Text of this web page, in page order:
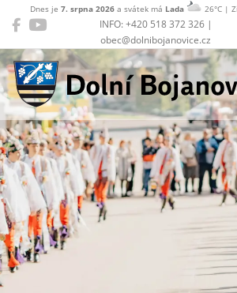
INFO: +420 518 372 326 |
obec@dolnibojanovice.cz
Dnes je 7. srpna 2026a svátek má Lada 26°C |
Dolní Bojanovice